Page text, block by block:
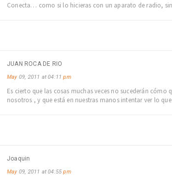
Conecta… como si lo hicieras con un aparato de radio,
JUAN ROCA DE RIO
May09, 2011 at 04:11pm
Es cierto que las cosas muchas veces no sucederán
nosotros , y que está en nuestras manos intentar ver lo
Joaquin
May09, 2011 at 04:55pm